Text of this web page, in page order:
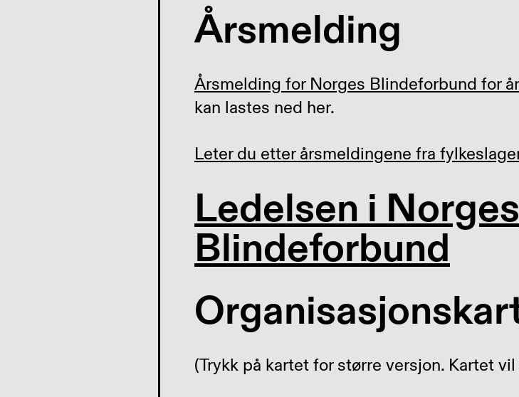
Årsmelding
Årsmelding for Norges Blindeforbund for
kan lastes ned her.
Leter du etter årsmeldingene fra
Ledelsen i Norges
Blindeforbund
(Trykk på kartet for større versjon. Kartet